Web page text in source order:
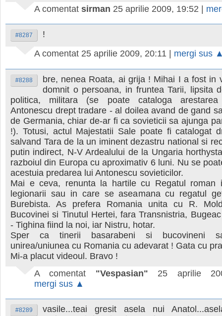
A comentat sirman 25 aprilie 2009, 19:52
#8287
!
A comentat 25 aprilie 2009, 20:11 mergi sus
#8288
bre, nenea Roata, ai grija ! Mihai I a fost in
domnit o persoana, in fruntea Tarii, lipsita
politica, militara (se poate cataloga arestarea
Antonescu drept tradare - al doilea avand de gand
de Germania, chiar de-ar fi ca sovieticii sa ajunga
!). Totusi, actul Majestatii Sale poate fi catalogat
salvand Tara de la un iminent dezastru national si
putin indirect, N-V Ardealului de la Ungaria
razboiul din Europa cu aproximativ 6 luni. Nu se
acestuia predarea lui Antonescu sovieticilor.
Mai e ceva, renunta la hartile cu Regatul roman
legionarii sau in care se aseamana cu regatul
Burebista. As prefera Romania unita cu R.
Bucovinei si Tinutul Hertei, fara Transnistria,
- Tighina fiind la noi, iar Nistru, hotar.
Sper ca tinerii basarabeni si bucovineni
unirea/uniunea cu Romania cu adevarat ! Gata cu
Mi-a placut videoul. Bravo !
A comentat "Vespasian"
25 aprilie
mergi sus ▲
#8289
vasile...teai gresit asela nui